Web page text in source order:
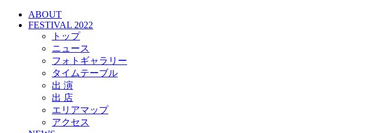
ABOUT
FESTIVAL 2022
トップ
ニュース
フォトギャラリー
タイムテーブル
出 演
出 店
エリアマップ
アクセス